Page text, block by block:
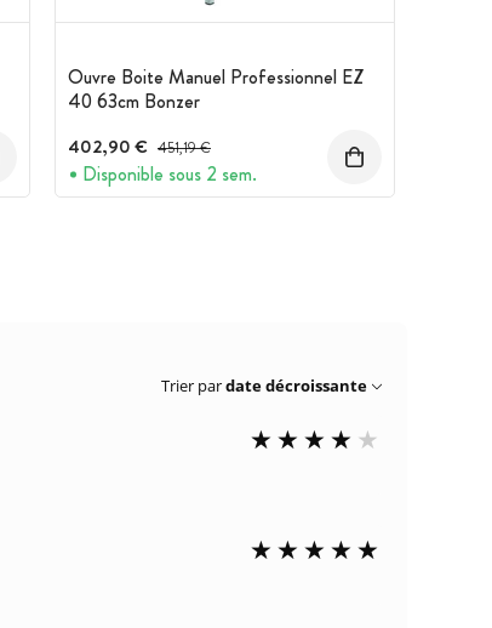
Ouvre Boite Manuel Professionnel EZ
40 63cm Bonzer
402,90 € Prix avant réduction :
451,19 €
Disponible sous 2 sem.
Trier pardate décroissante